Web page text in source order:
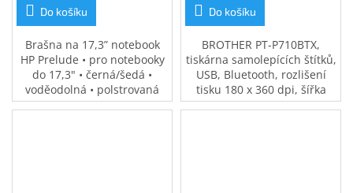
Do košíku
Brašna na 17,3” notebook
HP Prelude • pro notebooky
do 17,3" • černá/šedá •
voděodolná • polstrovaná
přihrádka na notebook •
Do košíku
BROTHER PT-P710BTX,
tiskárna samolepících štítků,
USB, Bluetooth, rozlišení
tisku 180 x 360 dpi, šířka
štítku do 24 mm,